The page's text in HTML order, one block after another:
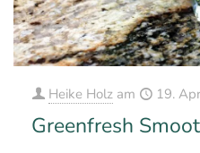
Heike Holz am 19.
Greenfresh